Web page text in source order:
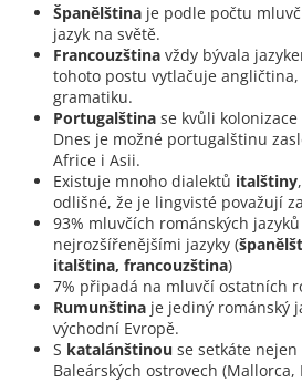
Španělština je podle počtu
jazyk na světě.
Francouzština vždy bývala
tohoto postu vytlačuje
gramatiku.
Portugalština se kvůli
Dnes je možné portugalštinu
Africe i Asii.
Existuje mnoho dialektů italštiny
odlišné, že je lingvisté považují
93% mluvčích románských
nejrozšířenějšími jazyky (
italština, francouzština)
7% připadá na mluvčí ostatních
Rumunština je jediný románský
východní Evropě.
S katalánštinou se setkáte
Baleárských ostrovech (Mallorca,